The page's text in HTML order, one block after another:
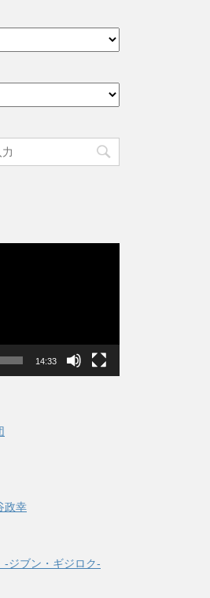
14:33
政幸
ブン・ギジロク-